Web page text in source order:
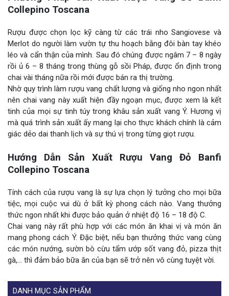
Collepino Toscana
Rượu được chọn lọc kỹ càng từ các trái nho Sangiovese và
Merlot do người làm vườn tự thu hoạch bằng đôi bàn tay khéo
léo và cẩn thận của mình. Sau đó chúng được ngâm 7 – 8 ngày
rồi ủ 6 – 8 tháng trong thùng gỗ sồi Pháp, được ổn định trong
chai vài tháng nữa rồi mới được bán ra thị trường.
Nhờ quy trình làm rượu vang chất lượng và giống nho ngon nhất
nên chai vang này xuất hiện đầy ngoạn mục, được xem là kết
tinh của mọi sự tinh túy trong khâu sản xuất vang Ý. Hương vị
mà quá trình sản xuất ấy mang lại cho thực khách chính là cảm
giác dẻo dai thanh lịch và sự thú vị trong từng giọt rượu.
Hướng Dẫn Sản Xuất Rượu Vang Đỏ Banfi
Collepino Toscana
Tính cách của rượu vang là sự lựa chọn lý tưởng cho mọi bữa
tiệc, mọi cuộc vui dù ở bất kỳ phong cách nào. Vang thưởng
thức ngon nhất khi được bảo quản ở nhiệt độ 16 – 18 độ C.
Chai vang này rất phù hợp với các món ăn khai vị và món ăn
mang phong cách Ý. Đặc biệt, nếu bạn thưởng thức vang cùng
các món nướng, sườn bò cừu tẩm ướp sốt vang đỏ, pizza thịt
gà,… thì đảm bảo bữa ăn của bạn sẽ trở nên vô cùng tuyệt vời.
DANH MỤC SẢN PHẨM